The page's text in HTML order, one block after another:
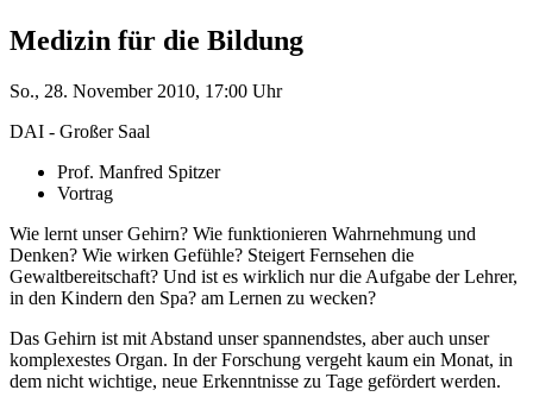
Medizin für die Bildung
So., 28. November 2010, 17:00 Uhr
DAI - Großer Saal
Prof. Manfred Spitzer
Vortrag
Wie lernt unser Gehirn? Wie funktionieren Wahrnehmung und
Denken? Wie wirken Gefühle? Steigert Fernsehen die
Gewaltbereitschaft? Und ist es wirklich nur die Aufgabe der Lehrer,
in den Kindern den Spa? am Lernen zu wecken?
Das Gehirn ist mit Abstand unser spannendstes, aber auch unser
komplexestes Organ. In der Forschung vergeht kaum ein Monat, in
dem nicht wichtige, neue Erkenntnisse zu Tage gefördert werden.